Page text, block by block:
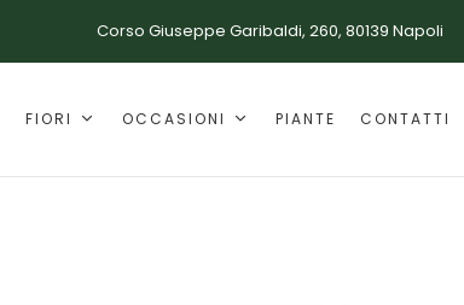
Corso Giuseppe Garibaldi, 260, 80139 Napoli
FIORI OCCASIONI PIANTE CONTATTI